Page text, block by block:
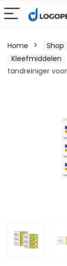
Home Shop
Kleefmiddelen
tandreiniger